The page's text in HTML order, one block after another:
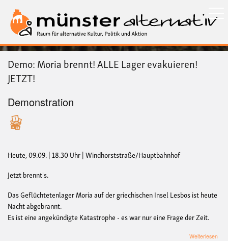
zum
Inhalt
Demo: Moria brennt! ALLE Lager evakuieren!
JETZT!
Demonstration
Heute, 09.09. | 18.30 Uhr | Windhorststraße/Hauptbahnhof
Jetzt brennt's.
Das Geflüchtetenlager Moria auf der griechischen Insel Lesbos ist heute
Nacht abgebrannt.
Es ist eine angekündigte Katastrophe - es war nur eine Frage der Zeit.
Weiterlesen